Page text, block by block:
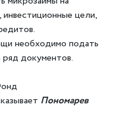
цели,
необходимо подать
ряд документов.
Пономарев